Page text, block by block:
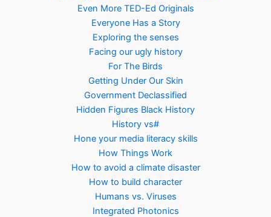
Even More TED-Ed Originals
Everyone Has a Story
Exploring the senses
Facing our ugly history
For The Birds
Getting Under Our Skin
Government Declassified
Hidden Figures Black History
History vs#
Hone your media literacy skills
How Things Work
How to avoid a climate disaster
How to build character
Humans vs. Viruses
Integrated Photonics